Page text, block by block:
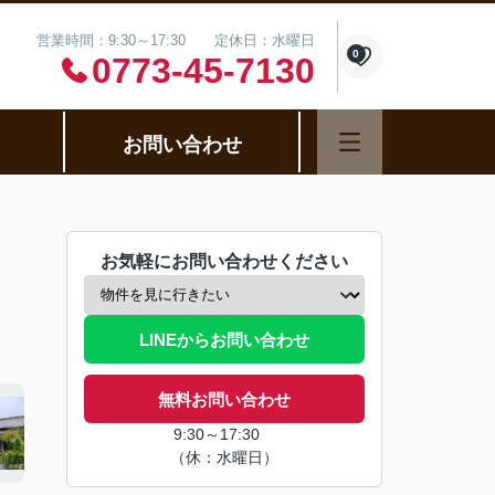
営業時間：9:30～17:30 定休日：水曜日
0773-45-7130 0
お問い合わせ
お気軽にお問い合わせください
LINEからお問い合わせ
無料お問い合わせ
9:30～17:30
（休：水曜日）